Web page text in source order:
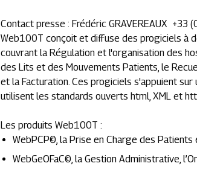
Contact presse : Frédéric GRAVEREAUX
Web100T conçoit et diffuse des progiciels à
couvrant la Régulation et l'organisation des
des Lits et des Mouvements Patients, le
et la Facturation. Ces progiciels s'appuient
utilisent les standards ouverts html, XML et
Les produits Web100T :
WebPCP©, la Prise en Charge des
WebGeOFaC©, la Gestion Administrative,